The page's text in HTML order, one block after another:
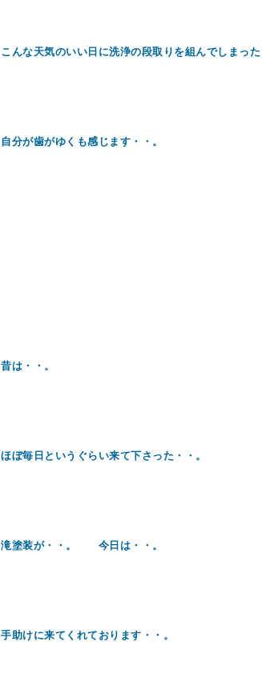
こんな天気のいい日に洗浄の段取りを組んでしまった
自分が歯がゆくも感じます・・。
昔は・・。
ほぼ毎日というぐらい来て下さった・・。
滝塗装が・・。 今日は・・。
手助けに来てくれております・・。